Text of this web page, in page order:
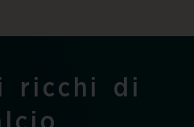
ricchi di